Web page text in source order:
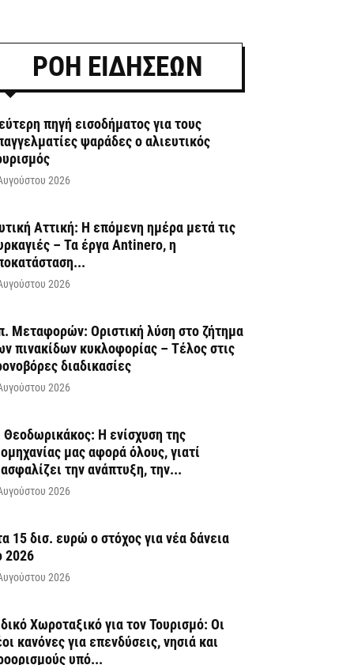
ΡΟΗ ΕΙΔΗΣΕΩΝ
πηγή εισοδήματος για τους
ψαράδες ο αλιευτικός
2026
Αττική: Η επόμενη ημέρα μετά τις
– Τα έργα Antinero, η
2026
Μεταφορών: Οριστική λύση στο ζήτημα
πινακίδων κυκλοφορίας – Τέλος στις
διαδικασίες
2026
Θεοδωρικάκος: Η ενίσχυση της
μας αφορά όλους, γιατί
την ανάπτυξη, την...
2026
15 δισ. ευρώ ο στόχος για νέα δάνεια
2026
2026
Χωροταξικό για τον Τουρισμό: Οι
κανόνες για επενδύσεις, νησιά και
υπό...